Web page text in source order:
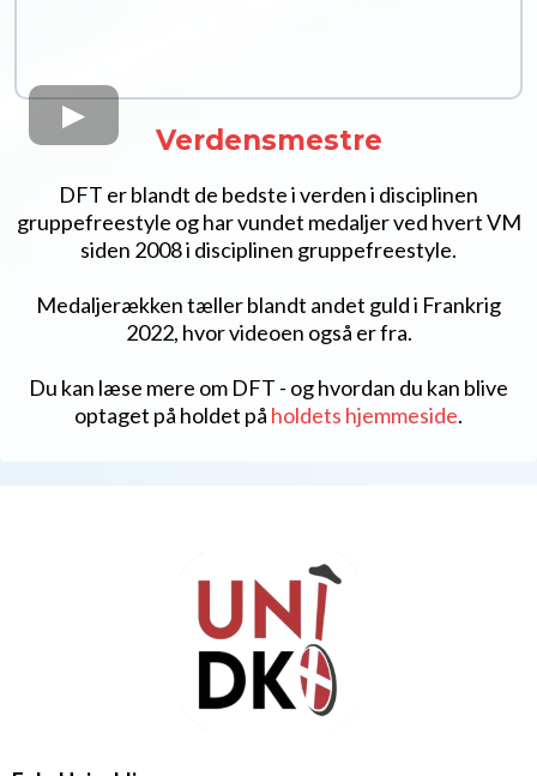
Verdensmestre
DFT er blandt de bedste i verden i disciplinen
gruppefreestyle og har vundet medaljer ved hvert VM
siden 2008 i disciplinen gruppefreestyle.
Medaljerækken tæller blandt andet guld i Frankrig
2022, hvor videoen også er fra.
Du kan læse mere om DFT - og hvordan du kan blive
optaget på holdet på holdets hjemmeside.